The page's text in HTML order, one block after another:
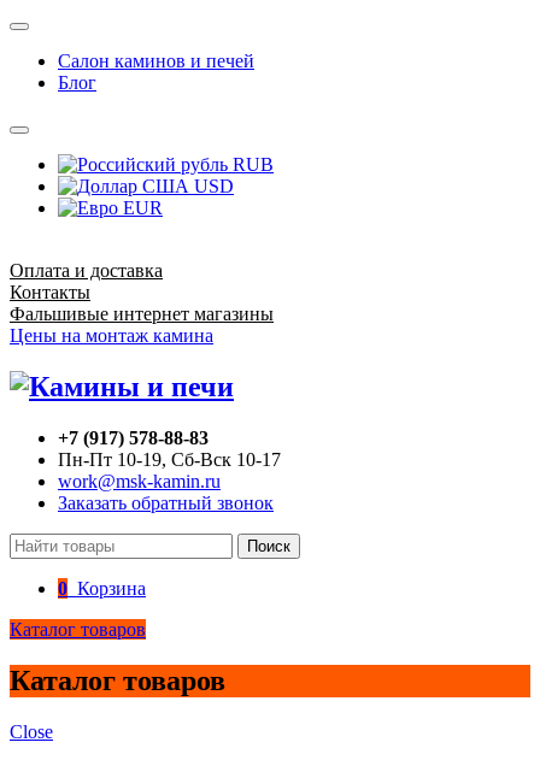
Салон каминов и печей
Блог
RUB
USD
EUR
Оплата и доставка
Контакты
Фальшивые интернет магазины
Цены на монтаж камина
+7 (917) 578-88-83
Пн-Пт 10-19, Сб-Вск 10-17
work@msk-kamin.ru
Заказать обратный звонок
Поиск
0 Корзина
Каталог товаров
Каталог товаров
Close